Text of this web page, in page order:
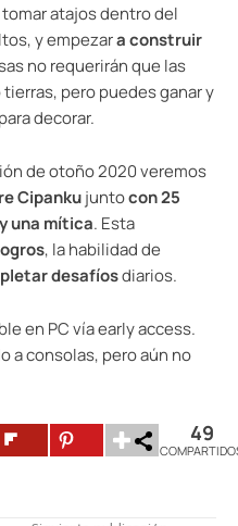
atajos dentro del
y empezara construir
no requerirán que las
pero puedes ganar y
decorar.
de otoño 2020 veremos
Cipankujuntocon 25
una mítica. Esta
, la habilidad de
desafíosdiarios.
en PC vía early access.
a consolas, pero aún no
49